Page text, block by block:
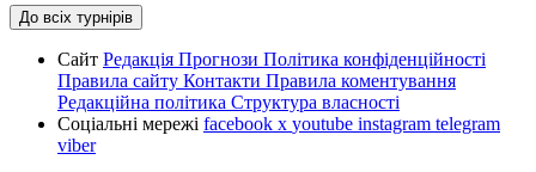
До всіх турнірів
Сайт Редакція Прогнози Політика конфіденційності
Правила сайту Контакти Правила коментування
Редакційна політика Структура власності
Соціальні мережі facebook x youtube instagram telegram
viber